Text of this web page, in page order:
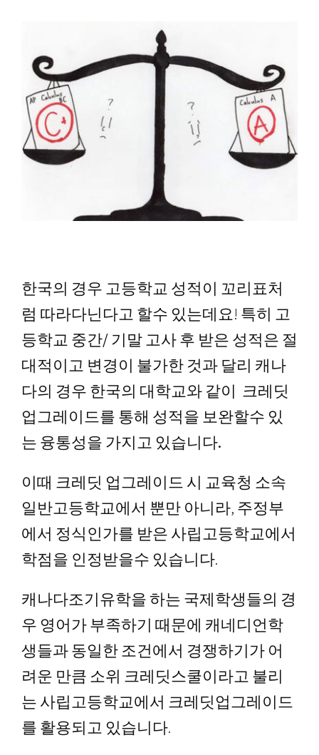
한국의 경우 고등학교 성적이 꼬리표처
럼 따라다닌다고 할수 있는데요! 특히 고
등학교 중간/ 기말 고사 후 받은 성적은 절
대적이고 변경이 불가한 것과 달리 캐나
다의 경우 한국의 대학교와 같이 크레딧
업그레이드를 통해 성적을 보완할수 있
는 융통성을 가지고 있습니다.
이때 크레딧 업그레이드 시 교육청 소속
일반고등학교에서 뿐만 아니라, 주정부
에서 정식인가를 받은 사립고등학교에서
학점을 인정받을수 있습니다.
캐나다조기유학을 하는 국제학생들의 경
우 영어가 부족하기 때문에 캐네디언학
생들과 동일한 조건에서 경쟁하기가 어
려운 만큼 소위 크레딧스쿨이라고 불리
는 사립고등학교에서 크레딧업그레이드
를 활용되고 있습니다.